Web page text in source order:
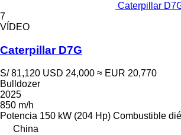
Caterpillar
7
VÍDEO
Caterpillar D7G
S/ 81,120 USD 24,000 ≈ EUR 20,770
Bulldozer
2025
850 m/h
Potencia 150 kW (204 Hp) Combustible
China